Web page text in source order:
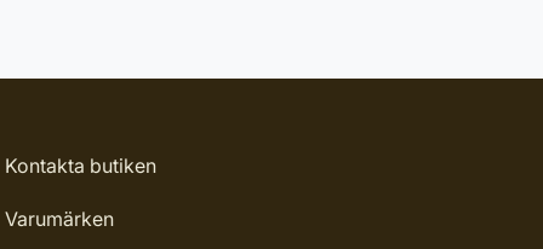
Kontakta butiken
Varumärken